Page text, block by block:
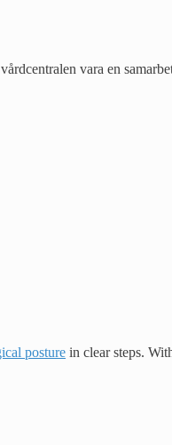
vara en
posture in clear steps.